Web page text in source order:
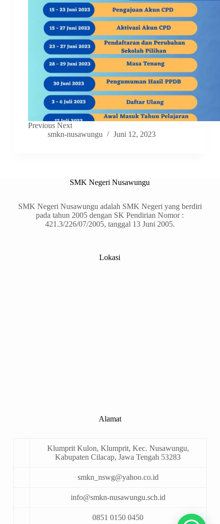
Previous Next
smkn-nusawungu
Juni 12, 2023
SMK Negeri Nusawungu
SMK Negeri Nusawungu adalah SMK Negeri yang berdiri
pada tahun 2005 dengan SK Pendirian Nomor :
421.3/226/07/2005, tanggal 13 Juni 2005.
Lokasi
Alamat
Klumprit Kulon, Klumprit, Kec. Nusawungu,
Kabupaten Cilacap, Jawa Tengah 53283
smkn_nswg@yahoo.co.id
info@smkn-nusawungu.sch.id
0851 0150 0450